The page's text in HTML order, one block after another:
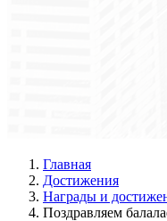
Главная
Достижения
Награды и
Поздравляем